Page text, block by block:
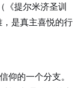
《提尔米济圣训
是真主喜悦的行
仰的一个分支。